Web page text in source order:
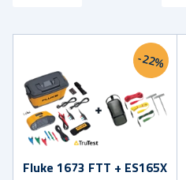
-22%
Fluke 1673 FTT + ES165X